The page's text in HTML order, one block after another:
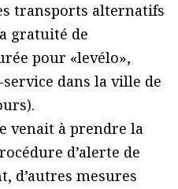
transports alternatifs
gratuité de
pour «levélo»,
dans la ville de
venait à prendre la
d’alerte de
d’autres mesures